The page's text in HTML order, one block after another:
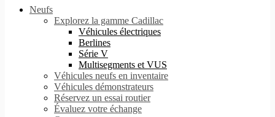
Neufs
Explorez la gamme Cadillac
Véhicules électriques
Berlines
Série V
Multisegments et VUS
Véhicules neufs en inventaire
Véhicules démonstrateurs
Réservez un essai routier
Évaluez votre échange